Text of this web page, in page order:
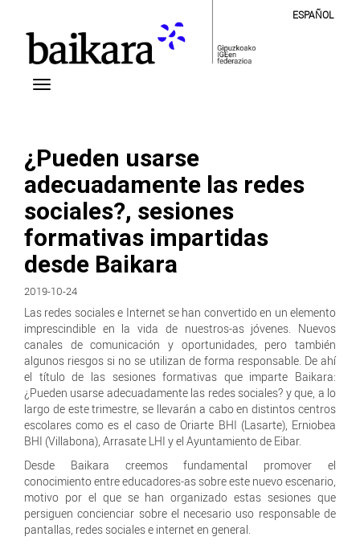
ESPAÑOL
¿Pueden usarse
adecuadamente las redes
sociales?, sesiones
formativas impartidas
desde Baikara
2019-10-24
Las redes sociales e Internet se han convertido en un elemento
imprescindible en la vida de nuestros-as jóvenes. Nuevos
canales de comunicación y oportunidades, pero también
algunos riesgos si no se utilizan de forma responsable. De ahí
el título de las sesiones formativas que imparte Baikara:
¿Pueden usarse adecuadamente las redes sociales? y que, a lo
largo de este trimestre, se llevarán a cabo en distintos centros
escolares como es el caso de Oriarte BHI (Lasarte), Erniobea
BHI (Villabona), Arrasate LHI y el Ayuntamiento de Eibar.
Desde Baikara creemos fundamental promover el
conocimiento entre educadores-as sobre este nuevo escenario,
motivo por el que se han organizado estas sesiones que
persiguen concienciar sobre el necesario uso responsable de
pantallas, redes sociales e internet en general.